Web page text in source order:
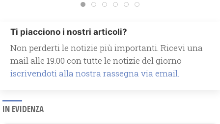
Ti piacciono i nostri articoli?
Non perderti le notizie più importanti. Ricevi una
mail alle 19.00 con tutte le notizie del giorno
iscrivendoti alla nostra rassegna via email.
IN EVIDENZA